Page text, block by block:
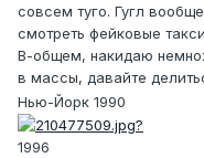
совсем туго. Гугл
смотреть фейковые
В-общем, накидаю
в массы, давайте
Нью-Йорк 1990
1996